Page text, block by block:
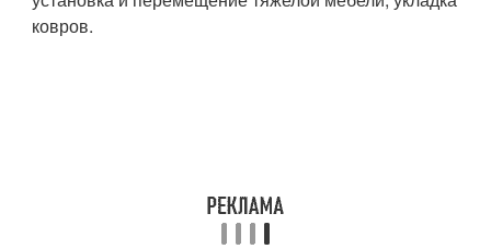
ковров.